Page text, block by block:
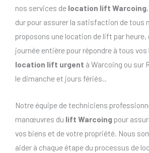
nos services de location lift Warcoing
dur pour assurer la satisfaction de tous
proposons une location de lift par
journée entière pour répondre à tous
location lift urgent à Warcoing ou sur
le dimanche et jours fériés..
Notre équipe de techniciens
manœuvres du lift Warcoing pour
vos biens et de votre propriété. Nous
aider à chaque étape du processus de